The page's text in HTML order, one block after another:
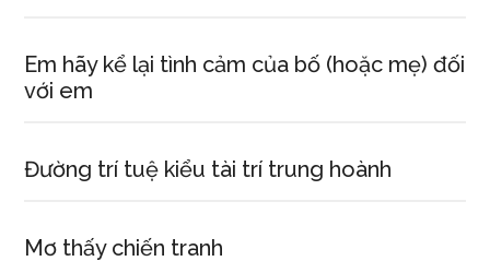
Em hãy kể lại tình cảm của bố (hoặc mẹ) đối
với em
Đường trí tuệ kiểu tài trí trung hoành
Mơ thấy chiến tranh